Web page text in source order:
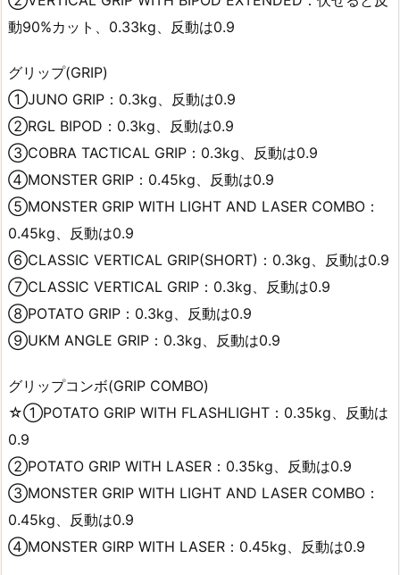
動90%カット、0.33kg、反動は0.9
グリップ(GRIP)
①JUNO GRIP：0.3kg、反動は0.9
②RGL BIPOD：0.3kg、反動は0.9
③COBRA TACTICAL GRIP：0.3kg、反動は0.9
④MONSTER GRIP：0.45kg、反動は0.9
⑤MONSTER GRIP WITH LIGHT AND LASER COMBO：
0.45kg、反動は0.9
⑥CLASSIC VERTICAL GRIP(SHORT)：0.3kg、反動は0.9
⑦CLASSIC VERTICAL GRIP：0.3kg、反動は0.9
⑧POTATO GRIP：0.3kg、反動は0.9
⑨UKM ANGLE GRIP：0.3kg、反動は0.9
グリップコンボ(GRIP COMBO)
☆①POTATO GRIP WITH FLASHLIGHT：0.35kg、反動は
0.9
②POTATO GRIP WITH LASER：0.35kg、反動は0.9
③MONSTER GRIP WITH LIGHT AND LASER COMBO：
0.45kg、反動は0.9
④MONSTER GIRP WITH LASER：0.45kg、反動は0.9